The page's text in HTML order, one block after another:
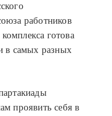
работников
готова
в самых разных
проявить себя в